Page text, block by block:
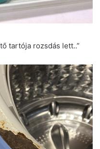
tartója rozsdás lett..”